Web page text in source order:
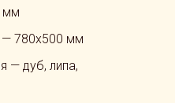
мм
— 780х500 мм
— дуб, липа,